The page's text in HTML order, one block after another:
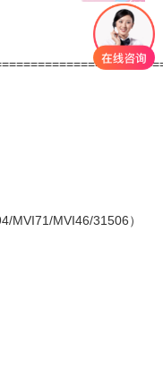
MVI71/MVI46/31506）